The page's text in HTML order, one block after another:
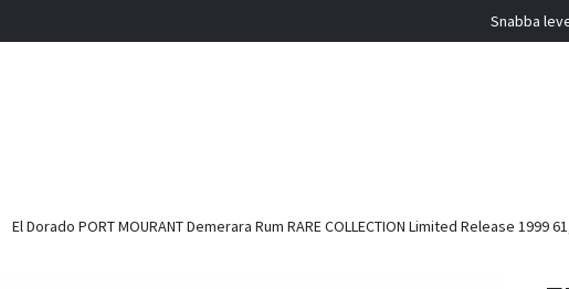
Snabba
El Dorado PORT MOURANT Demerara Rum RARE COLLECTION Limited Release 1999